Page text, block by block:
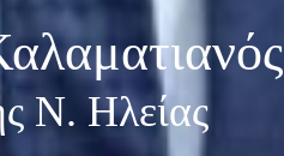
Ν. Ηλείας